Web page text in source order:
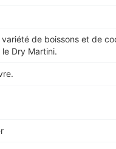
variété de boissons et de
Dry Martini.